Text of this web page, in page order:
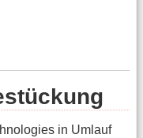
in Umlauf